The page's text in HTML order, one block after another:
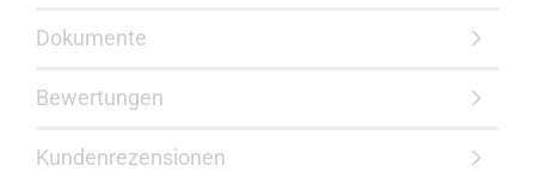
Dokumente
Bewertungen
Kundenrezensionen